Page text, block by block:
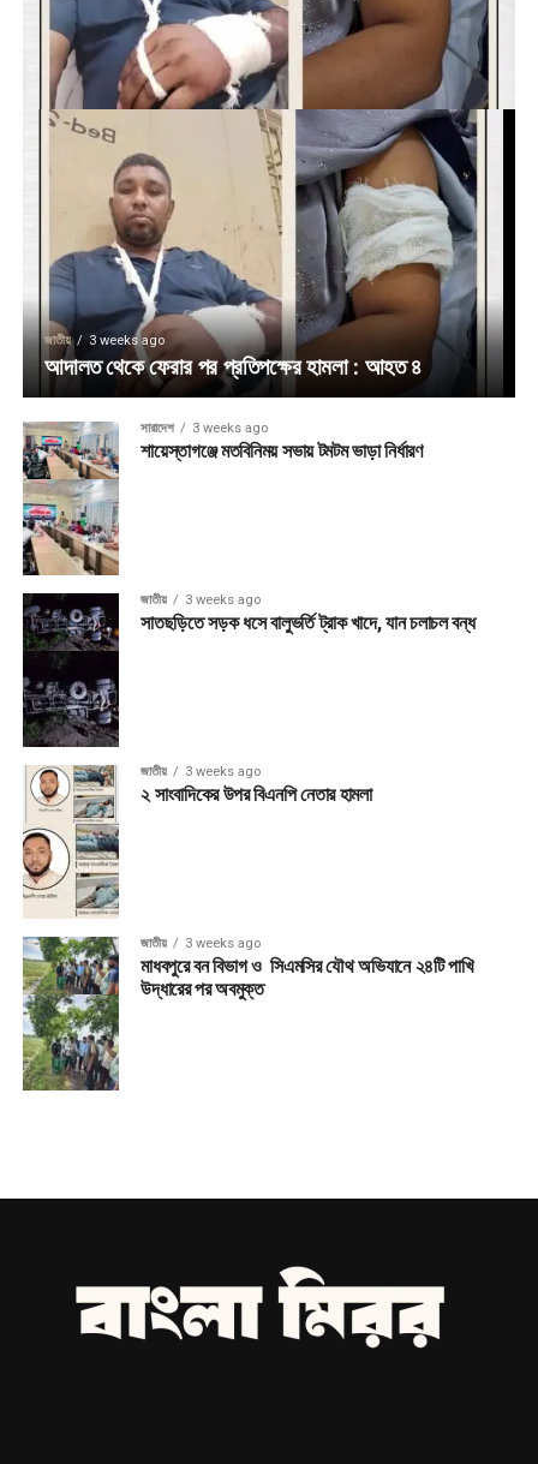
জাতীয় 3 weeks ago
আদালত থেকে ফেরার পর প্রতিপক্ষের হামলা : আহত ৪
সারাদেশ 3 weeks ago
শায়েস্তাগঞ্জে মতবিনিময় সভায় টমটম ভাড়া নির্ধারণ
জাতীয় 3 weeks ago
সাতছড়িতে সড়ক ধসে বালুভর্তি ট্রাক খাদে, যান চলাচল বন্ধ
জাতীয় 3 weeks ago
২ সাংবাদিকের উপর বিএনপি নেতার হামলা
জাতীয় 3 weeks ago
মাধবপুরে বন বিভাগ ও সিএমসির যৌথ অভিযানে ২৪টি পাখি
উদ্ধারের পর অবমুক্ত